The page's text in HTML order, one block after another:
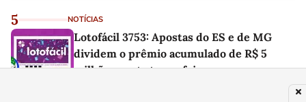
5 NOTÍCIAS
Lotofácil 3753: Apostas do ES e de MG
dividem o prêmio acumulado de R$ 5
milhões nesta terça-feira